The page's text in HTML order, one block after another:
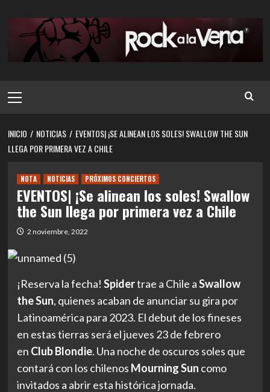
contenido
principal
INICIO NOTICIAS
EVENTOS| ¡SE ALINEAN LOS SOLES! SWALLOW THE SUN
LLEGA POR PRIMERA VEZ A CHILE
NOTA NOTICIAS PRÓXIMOS CONCIERTOS
EVENTOS| ¡Se alinean los soles! Swallow
the Sun llega por primera vez a Chile
2 noviembre, 2022
¡Reserva la fecha! Spidertrae a Chile aSwallow
the Sun, quienes acaban de anunciar su gira por
Latinoamérica para 2023. El debut de los fineses
en estas tierras será el jueves 23 de febrero
en Club Blondie. Una noche de oscuros soles que
contará con los chilenos Mourning Sun como
invitados a abrir esta histórica jornada.